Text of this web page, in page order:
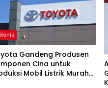
Gandeng Produsen
Cina untuk
Mobil Listrik Murah